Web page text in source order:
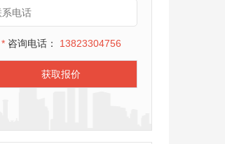
*咨询电话： 13823304756
获取报价